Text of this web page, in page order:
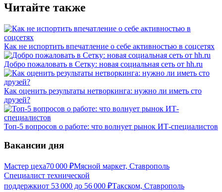
Читайте также
Как не испортить впечатление о себе активностью в соцсетях
Добро пожаловать в Сетку: новая социальная сеть от hh.ru
Как оценить результаты нетворкинга: нужно ли иметь сто
друзей?
Топ-5 вопросов о работе: что волнует рынок ИТ-специалистов
Вакансии дня
Мастер цеха70 000 ₽Мясной маркет, Ставрополь
Специалист технической
поддержкиот 53 000 до 56 000 ₽Такском, Ставрополь